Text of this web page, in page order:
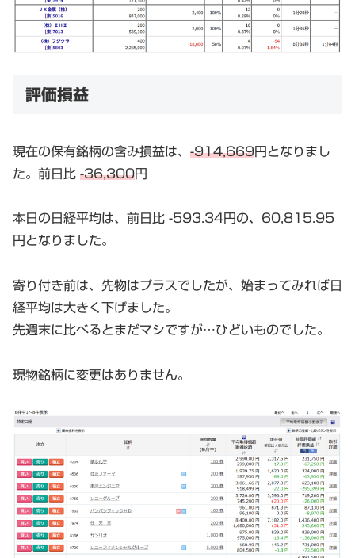
評価損益
現在の保有銘柄の含み損益は、 -914,669円となりまし
た。前日比 -36,300円
本日の日経平均は、前日比 -593.34円の、60,815.95
円となりました。
寄り付き前は、先物はプラスでしたが、始まってみれば日
経平均は大きく下げました。
先週末に比べるとまだマシですが…ひどいものでした。
現物銘柄に変更はありません。